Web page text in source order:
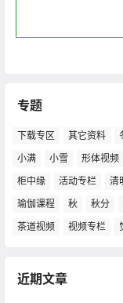
专题
下载专区 其它资料
小满
小雪 形体视频
柜中缘
活动专栏 清
瑜伽课程
秋 秋分
茶道视频
视频专栏
近期文章